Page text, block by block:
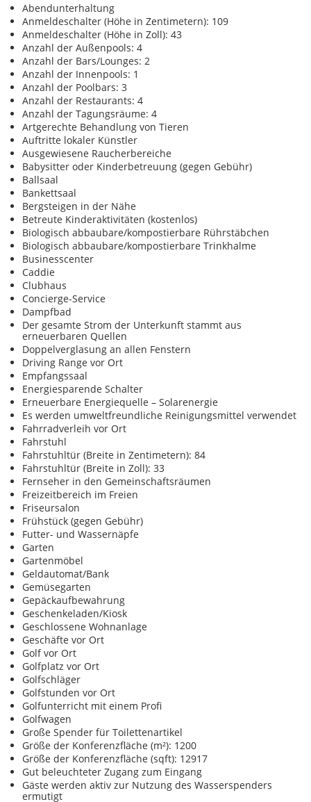
Abendunterhaltung
Anmeldeschalter (Höhe in Zentimetern): 109
Anmeldeschalter (Höhe in Zoll): 43
Anzahl der Außenpools: 4
Anzahl der Bars/Lounges: 2
Anzahl der Innenpools: 1
Anzahl der Poolbars: 3
Anzahl der Restaurants: 4
Anzahl der Tagungsräume: 4
Artgerechte Behandlung von Tieren
Auftritte lokaler Künstler
Ausgewiesene Raucherbereiche
Babysitter oder Kinderbetreuung (gegen Gebühr)
Ballsaal
Bankettsaal
Bergsteigen in der Nähe
Betreute Kinderaktivitäten (kostenlos)
Biologisch abbaubare/kompostierbare Rührstäbchen
Biologisch abbaubare/kompostierbare Trinkhalme
Businesscenter
Caddie
Clubhaus
Concierge-Service
Dampfbad
Der gesamte Strom der Unterkunft stammt aus
erneuerbaren Quellen
Doppelverglasung an allen Fenstern
Driving Range vor Ort
Empfangssaal
Energiesparende Schalter
Erneuerbare Energiequelle – Solarenergie
Es werden umweltfreundliche Reinigungsmittel verwendet
Fahrradverleih vor Ort
Fahrstuhl
Fahrstuhltür (Breite in Zentimetern): 84
Fahrstuhltür (Breite in Zoll): 33
Fernseher in den Gemeinschaftsräumen
Freizeitbereich im Freien
Friseursalon
Frühstück (gegen Gebühr)
Futter- und Wassernäpfe
Garten
Gartenmöbel
Geldautomat/Bank
Gemüsegarten
Gepäckaufbewahrung
Geschenkeladen/Kiosk
Geschlossene Wohnanlage
Geschäfte vor Ort
Golf vor Ort
Golfplatz vor Ort
Golfschläger
Golfstunden vor Ort
Golfunterricht mit einem Profi
Golfwagen
Große Spender für Toilettenartikel
Größe der Konferenzfläche (m²): 1200
Größe der Konferenzfläche (sqft): 12917
Gut beleuchteter Zugang zum Eingang
Gäste werden aktiv zur Nutzung des Wasserspenders
ermutigt